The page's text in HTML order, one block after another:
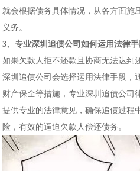
就会根据债务具体情况，从各方面施
义务。
3、专业深圳追债公司如何运用法律
如果欠款人拒不还款且协商无法达到
深圳追债公司会选择运用法律手段，
财产保全等措施，专业深圳追债公司
提供专业的法律意见，确保追债过程
险，有效的逼迫欠款人偿还债务。